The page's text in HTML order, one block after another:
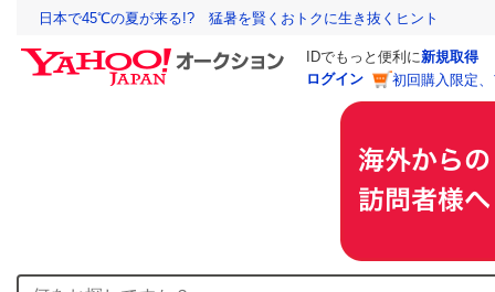
日本で45℃の夏が来る!? 猛暑を賢くおトクに生き抜くヒント
IDでもっと便利に新規取得
ログイン
初回購入限定